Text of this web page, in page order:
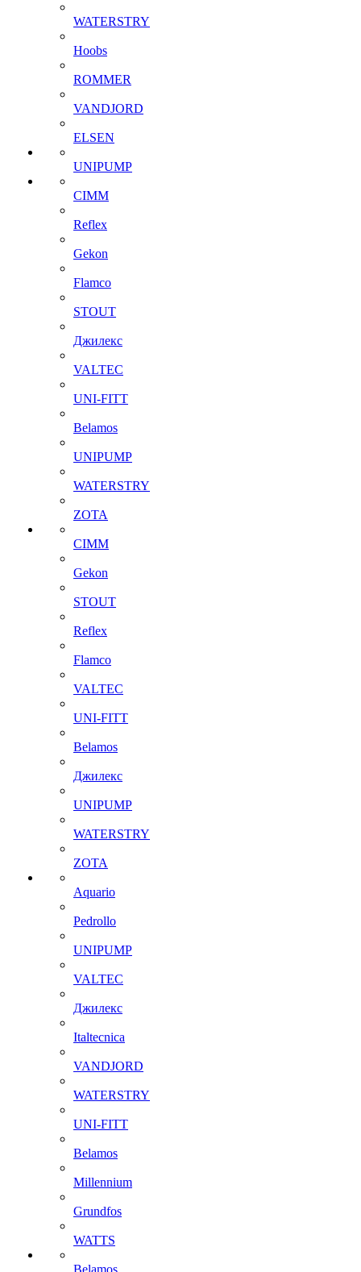
WATERSTRY
Hoobs
ROMMER
VANDJORD
ELSEN
UNIPUMP
CIMM
Reflex
Gekon
Flamco
STOUT
Джилекс
VALTEC
UNI-FITT
Belamos
UNIPUMP
WATERSTRY
ZOTA
CIMM
Gekon
STOUT
Reflex
Flamco
VALTEC
UNI-FITT
Belamos
Джилекс
UNIPUMP
WATERSTRY
ZOTA
Aquario
Pedrollo
UNIPUMP
VALTEC
Джилекс
Italtecnica
VANDJORD
WATERSTRY
UNI-FITT
Belamos
Millennium
Grundfos
WATTS
Belamos